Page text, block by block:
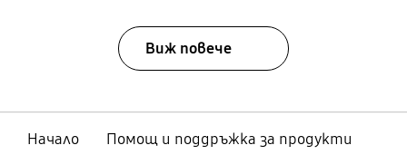
Виж повече
Начало
Помощ и поддръжка за продукти